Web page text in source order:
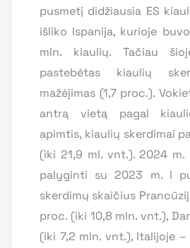
pusmetį didžiausia ES
išliko Ispanija, kurioje
mln. kiaulių. Tačiau
pastebėtas kiaulių
mažėjimas (1,7 proc.).
antrą vietą pagal
apimtis, kiaulių skerdimai
(iki 21,9 ml. vnt.). 2024 m.
palyginti su 2023 m. I
skerdimų skaičius
proc. (iki 10,8 mln. vnt.),
(iki 7,2 mln. vnt.), Italijoje